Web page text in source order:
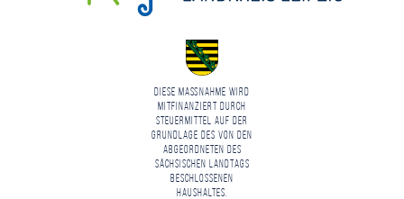
Diese Maßnahme wird
mitfinanziert durch
Steuermittel auf der
Grundlage des von den
Abgeordneten des
Sächsischen Landtags
beschlossenen
Haushaltes.